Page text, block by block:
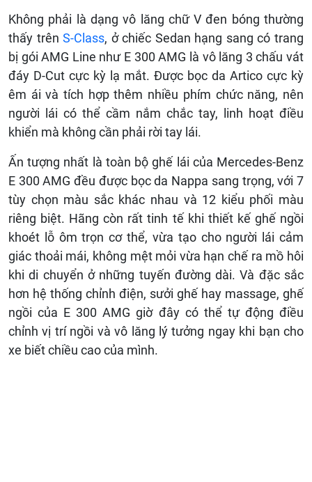
Không phải là dạng vô lăng chữ V đen bóng thường
thấy trênS-Class, ở chiếc Sedan hạng sang có trang
bị gói AMG Line như E 300 AMG là vô lăng 3 chấu vát
đáy D-Cut cực kỳ lạ mắt. Được bọc da Artico cực kỳ
êm ái và tích hợp thêm nhiều phím chức năng, nên
người lái có thể cầm nắm chắc tay, linh hoạt điều
khiển mà không cần phải rời tay lái.
Ấn tượng nhất là toàn bộ ghế lái của Mercedes-Benz
E 300 AMG đều được bọc da Nappa sang trọng, với 7
tùy chọn màu sắc khác nhau và 12 kiểu phối màu
riêng biệt. Hãng còn rất tinh tế khi thiết kế ghế ngồi
khoét lỗ ôm trọn cơ thể, vừa tạo cho người lái cảm
giác thoải mái, không mệt mỏi vừa hạn chế ra mồ hôi
khi di chuyển ở những tuyến đường dài. Và đặc sắc
hơn hệ thống chỉnh điện, sưởi ghế hay massage, ghế
ngồi của E 300 AMG giờ đây có thể tự động điều
chỉnh vị trí ngồi và vô lăng lý tưởng ngay khi bạn cho
xe biết chiều cao của mình.